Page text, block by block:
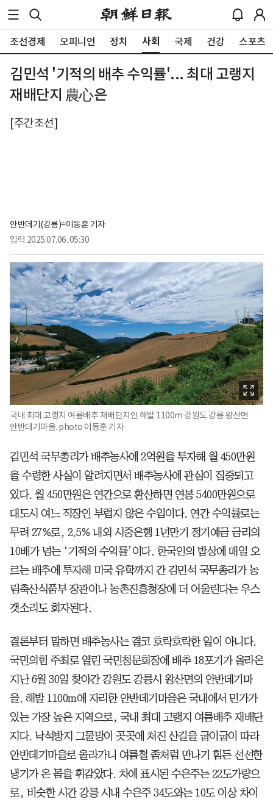
조선경제 오피니언 정치 사회 국제 건강 스포츠
김민석 '기적의 배추 수익률'... 최대 고랭지
재배단지 農心은
[주간조선]
안반데기(강릉)=이동훈 기자
입력 2025.07.06. 05:30
국내 최대 고랭지 여름배추 재배단지인 해발 1100m 강원도 강릉 왕산면
안반데기마을. photo 이동훈 기자
김민석 국무총리가 배추농사에 2억원을 투자해 월 450만원
을 수령한 사실이 알려지면서 배추농사에 관심이 집중되고
있다. 월 450만원은 연간으로 환산하면 연봉 5400만원으로
대도시 여느 직장인 부럽지 않은 수입이다. 연간 수익률로는
무려 27%로, 2.5% 내외 시중은행 1년만기 정기예금 금리의
10배가 넘는 ‘기적의 수익률’이다. 한국인의 밥상에 매일 오
르는 배추에 투자해 미국 유학까지 간 김민석 국무총리가 농
림축산식품부 장관이나 농촌진흥청장에 더 어울린다는 우스
갯소리도 회자된다.
결론부터 말하면 배추농사는 결코 호락호락한 일이 아니다.
국민의힘 주최로 열린 국민청문회장에 배추 18포기가 올라온
지난 6월 30일 찾아간 강원도 강릉시 왕산면의 안반데기마
을. 해발 1100m에 자리한 안반데기마을은 국내에서 민가가
있는 가장 높은 지역으로, 국내 최대 고랭지 여름배추 재배단
지다. 낙석방지 그물망이 곳곳에 쳐진 산길을 굽이굽이 따라
안반데기마을로 올라가니 여름철 좀처럼 만나기 힘든 선선한
냉기가 온 몸을 휘감았다. 차에 표시된 수은주는 22도가량으
로, 비슷한 시간 강릉 시내 수은주 34도와는 10도 이상 차이